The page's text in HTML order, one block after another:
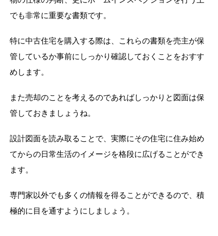
でも非常に重要な書類です。
特に中古住宅を購入する際は、これらの書類を売主が保
管しているか事前にしっかり確認しておくことをおすす
めします。
また売却のことを考えるのであればしっかりと図面は保
管しておきましょうね。
設計図面を読み取ることで、実際にその住宅に住み始め
てからの日常生活のイメージを格段に広げることができ
ます。
専門家以外でも多くの情報を得ることができるので、積
極的に目を通すようにしましょう。